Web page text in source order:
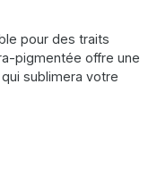
pour des traits
pigmentée offre une
sublimera votre